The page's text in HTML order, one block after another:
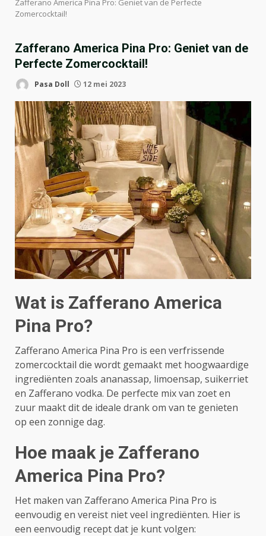
Zafferano America Pina Pro: Geniet van de Perfecte
Zomercocktail!
Zafferano America Pina Pro: Geniet van de
Perfecte Zomercocktail!
Pasa Doll 12 mei 2023
Wat is Zafferano America
Pina Pro?
Zafferano America Pina Pro is een verfrissende
zomercocktail die wordt gemaakt met hoogwaardige
ingrediënten zoals ananassap, limoensap, suikerriet
en Zafferano vodka. De perfecte mix van zoet en
zuur maakt dit de ideale drank om van te genieten
op een zonnige dag.
Hoe maak je Zafferano
America Pina Pro?
Het maken van Zafferano America Pina Pro is
eenvoudig en vereist niet veel ingrediënten. Hier is
een eenvoudig recept dat je kunt volgen: